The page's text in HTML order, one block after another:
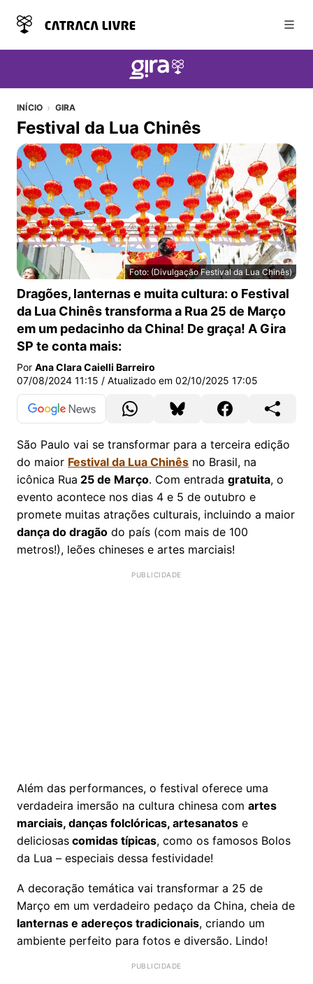
INÍCIO GIRA
Festival da Lua Chinês
Foto: (Divulgação Festival da Lua Chinês)
Festival da Lua Chinês
Dragões, lanternas e muita cultura: o Festival
da Lua Chinês transforma a Rua 25 de Março
em um pedacinho da China! De graça! A Gira
SP te conta mais:
Por Ana Clara Caielli Barreiro
07/08/2024 11:15 / Atualizado em 02/10/2025 17:05
São Paulo vai se transformar para a terceira edição
do maior Festival da Lua Chinês no Brasil, na
icônica Rua 25 de Março. Com entrada gratuita, o
evento acontece nos dias 4 e 5 de outubro e
promete muitas atrações culturais, incluindo a maior
dança do dragão do país (com mais de 100
metros!), leões chineses e artes marciais!
Além das performances, o festival oferece uma
verdadeira imersão na cultura chinesa com artes
marciais, danças folclóricas, artesanatos e
deliciosas comidas típicas, como os famosos Bolos
da Lua – especiais dessa festividade!
A decoração temática vai transformar a 25 de
Março em um verdadeiro pedaço da China, cheia de
lanternas e adereços tradicionais, criando um
ambiente perfeito para fotos e diversão. Lindo!